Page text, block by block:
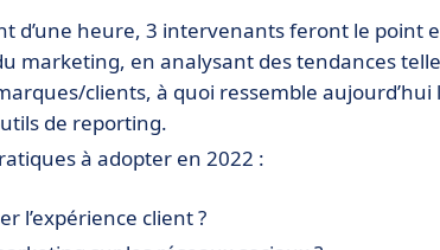
d’une heure, 3 intervenants feront le point
marketing, en analysant des tendances
clients, à quoi ressemble
de reporting.
à adopter en 2022 :
l’expérience client ?